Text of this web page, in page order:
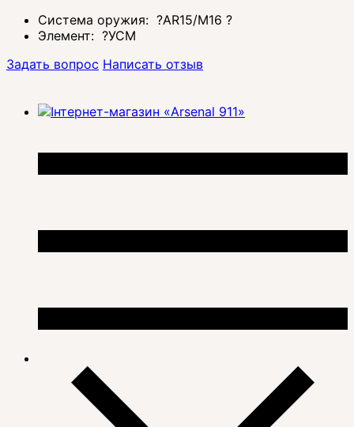
Система оружия: ?AR15/M16 ?
Элемент: ?УСМ
Задать вопрос Написать отзыв